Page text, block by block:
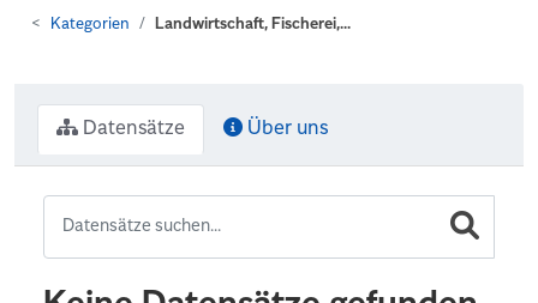
Kategorien Landwirtschaft, Fischerei,...
Datensätze Über uns